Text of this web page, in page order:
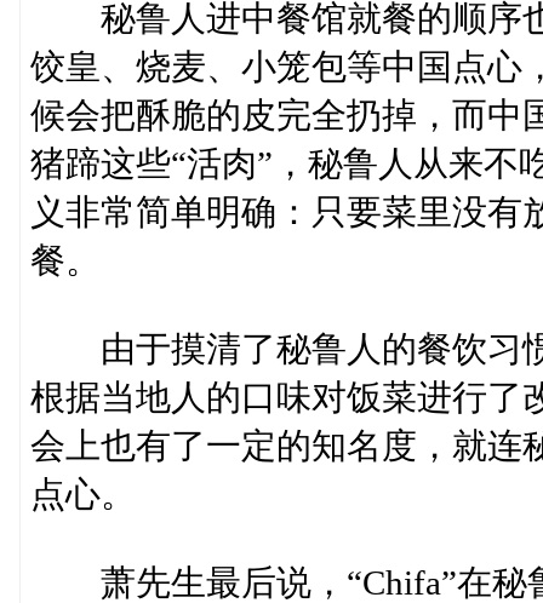
秘鲁人进中餐馆就餐的顺序
饺皇、烧麦、小笼包等中国点心
候会把酥脆的皮完全扔掉，而中
猪蹄这些“活肉”，秘鲁人从来不
义非常简单明确：只要菜里没
餐。
由于摸清了秘鲁人的餐饮习
根据当地人的口味对饭菜进行了
会上也有了一定的知名度，就连
点心。
萧先生最后说，“Chifa”在秘